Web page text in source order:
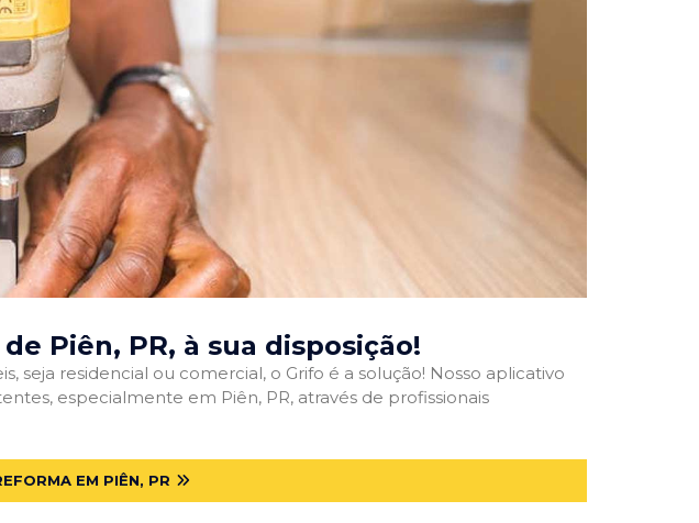
Piên, PR, à sua disposição!
seja residencial ou comercial, o Grifo é a solução! Nosso aplicativo
especialmente em Piên, PR, através de profissionais
EM PIÊN, PR